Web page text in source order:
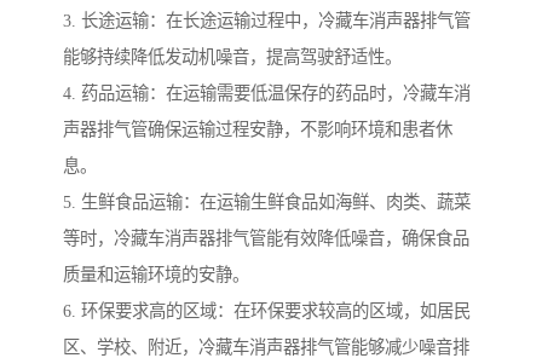
3. 长途运输：在长途运输过程中，冷藏车消声器排气管
能够持续降低发动机噪音，提高驾驶舒适性。
4. 药品运输：在运输需要低温保存的药品时，冷藏车消
声器排气管确保运输过程安静，不影响环境和患者休
息。
5. 生鲜食品运输：在运输生鲜食品如海鲜、肉类、蔬菜
等时，冷藏车消声器排气管能有效降低噪音，确保食品
质量和运输环境的安静。
6. 环保要求高的区域：在环保要求较高的区域，如居民
区、学校、附近，冷藏车消声器排气管能够减少噪音排